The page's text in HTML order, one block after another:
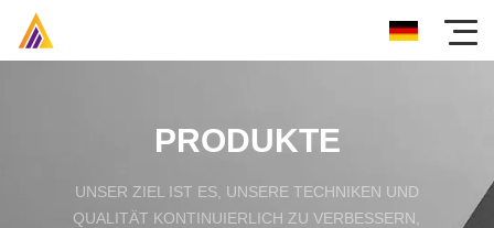
PRODUKTE
UNSER ZIEL IST ES, UNSERE TECHNIKEN UND
QUALITÄT KONTINUIERLICH ZU VERBESSERN,